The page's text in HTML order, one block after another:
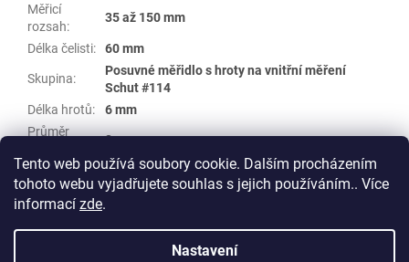
Tento web používá soubory cookie. Dalším procházením
tohoto webu vyjadřujete souhlas s jejich používáním.. Více
informací zde.
Nastavení
Měřicí
rozsah:
35 až 150 mm
Délka čelisti: 60 mm
Skupina:
Posuvné měřidlo s hroty na vnitřní měření
Schut #114
Délka hrotů:
6 mm
Průměr
2 mm